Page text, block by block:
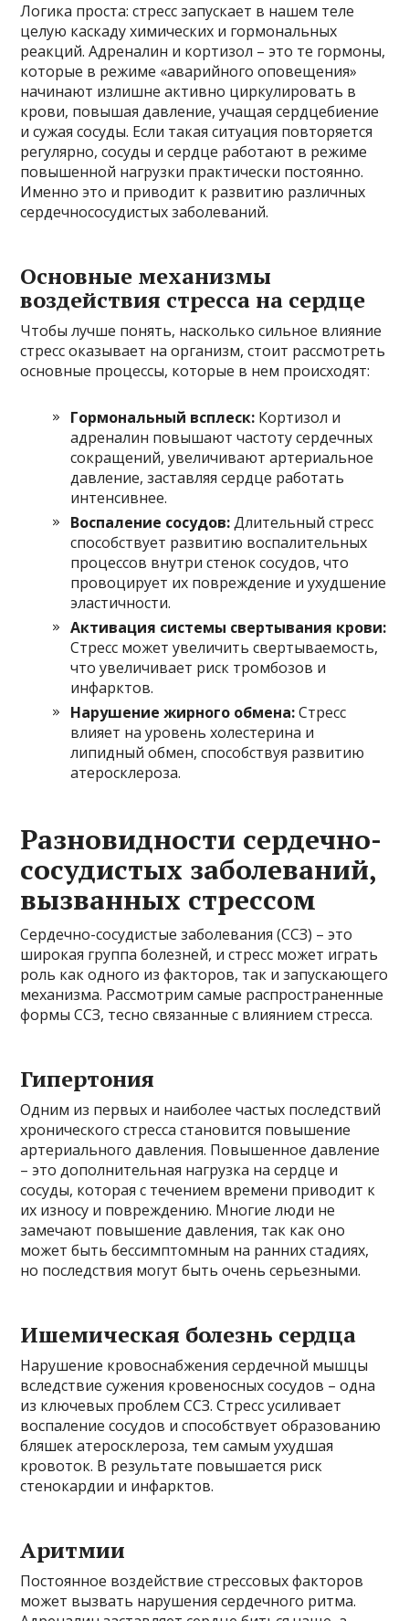
Логика проста: стресс запускает в нашем теле
целую каскаду химических и гормональных
реакций. Адреналин и кортизол – это те гормоны,
которые в режиме «аварийного оповещения»
начинают излишне активно циркулировать в
крови, повышая давление, учащая сердцебиение
и сужая сосуды. Если такая ситуация повторяется
регулярно, сосуды и сердце работают в режиме
повышенной нагрузки практически постоянно.
Именно это и приводит к развитию различных
сердечнососудистых заболеваний.
Основные механизмы
воздействия стресса на сердце
Чтобы лучше понять, насколько сильное влияние
стресс оказывает на организм, стоит рассмотреть
основные процессы, которые в нем происходят:
Гормональный всплеск: Кортизол и
адреналин повышают частоту сердечных
сокращений, увеличивают артериальное
давление, заставляя сердце работать
интенсивнее.
Воспаление сосудов:Длительный стресс
способствует развитию воспалительных
процессов внутри стенок сосудов, что
провоцирует их повреждение и ухудшение
эластичности.
Активация системы свертывания крови:
Стресс может увеличить свертываемость,
что увеличивает риск тромбозов и
инфарктов.
Нарушение жирного обмена:Стресс
влияет на уровень холестерина и
липидный обмен, способствуя развитию
атеросклероза.
Разновидности сердечно-
сосудистых заболеваний,
вызванных стрессом
Сердечно-сосудистые заболевания (ССЗ) – это
широкая группа болезней, и стресс может играть
роль как одного из факторов, так и запускающего
механизма. Рассмотрим самые распространенные
формы ССЗ, тесно связанные с влиянием стресса.
Гипертония
Одним из первых и наиболее частых последствий
хронического стресса становится повышение
артериального давления. Повышенное давление
– это дополнительная нагрузка на сердце и
сосуды, которая с течением времени приводит к
их износу и повреждению. Многие люди не
замечают повышение давления, так как оно
может быть бессимптомным на ранних стадиях,
но последствия могут быть очень серьезными.
Ишемическая болезнь сердца
Нарушение кровоснабжения сердечной мышцы
вследствие сужения кровеносных сосудов – одна
из ключевых проблем ССЗ. Стресс усиливает
воспаление сосудов и способствует образованию
бляшек атеросклероза, тем самым ухудшая
кровоток. В результате повышается риск
стенокардии и инфарктов.
Аритмии
Постоянное воздействие стрессовых факторов
может вызвать нарушения сердечного ритма.